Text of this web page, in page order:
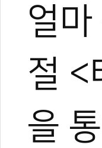
얼
절 <
을